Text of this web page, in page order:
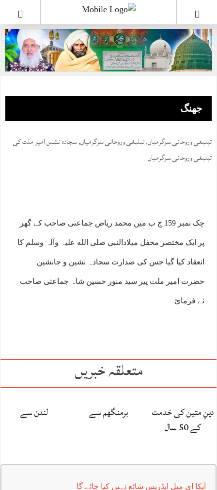
جھنگ
تبلیغی وروحانی سرگرمیاں,تبلیغی وروحانی سرگرمیاں,سجادہ نشین امیر ملت کی
تبلیغی وروحانی سرگرمیاں
چک نمبر 159 ج ب میں محمد ریاض جماعتی صاحب کے گھر
پر ایک مختصر محفل میلادالنبی صلی الله علیہ وآلہ وسلم کا
انعقاد کیا گیا جس کی صدارت سجادہ نشین و جانشین
حضرت امیر ملت پیر سید منور حسین شاہ جماعتی صاحب
نے فرمائ
متعلقہ خبریں
دینِ متین کی خدمت
کے 50 سال
برمنگھم سے لندن سے
آپکا ای میل ایڈریس شائع نہیں کیا جائے گا